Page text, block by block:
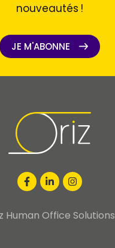
nouveautés !
JE M'ABONNE
Human Office Solutions